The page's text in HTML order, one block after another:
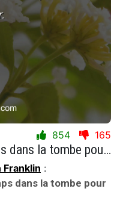
854 165
On aura bien assez de temps dans la tombe pour dormir.
Franklin :
dans la tombe pour